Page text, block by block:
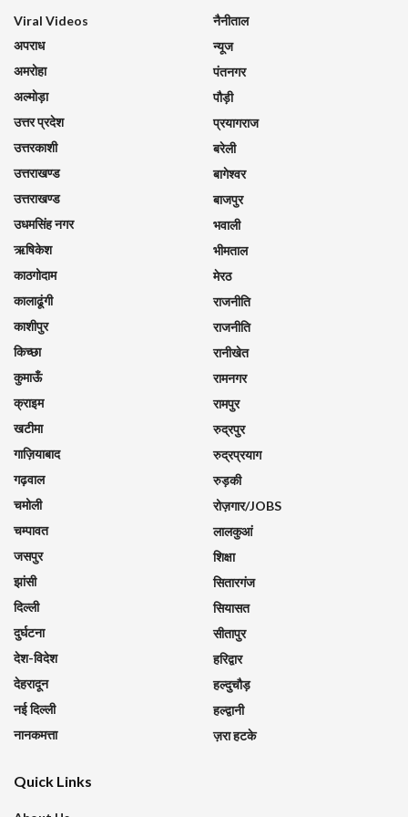
Viral Videos
अपराध
अमरोहा
अल्मोड़ा
उत्तर प्रदेश
उत्तरकाशी
उत्तराखण्ड
उत्तराखण्ड
उधमसिंह नगर
ऋषिकेश
काठगोदाम
कालाढूंगी
काशीपुर
किच्छा
कुमाऊँ
क्राइम
खटीमा
गाज़ियाबाद
गढ़वाल
चमोली
चम्पावत
जसपुर
झांसी
दिल्ली
दुर्घटना
देश-विदेश
देहरादून
नई दिल्ली
नानकमत्ता
नैनीताल
न्यूज
पंतनगर
पौड़ी
प्रयागराज
बरेली
बागेश्वर
बाजपुर
भवाली
भीमताल
मेरठ
राजनीति
राजनीति
रानीखेत
रामनगर
रामपुर
रुद्रपुर
रुद्रप्रयाग
रुड़की
रोज़गार/JOBS
लालकुआं
शिक्षा
सितारगंज
सियासत
सीतापुर
हरिद्वार
हल्दुचौड़
हल्द्वानी
ज़रा हटके
Quick Links